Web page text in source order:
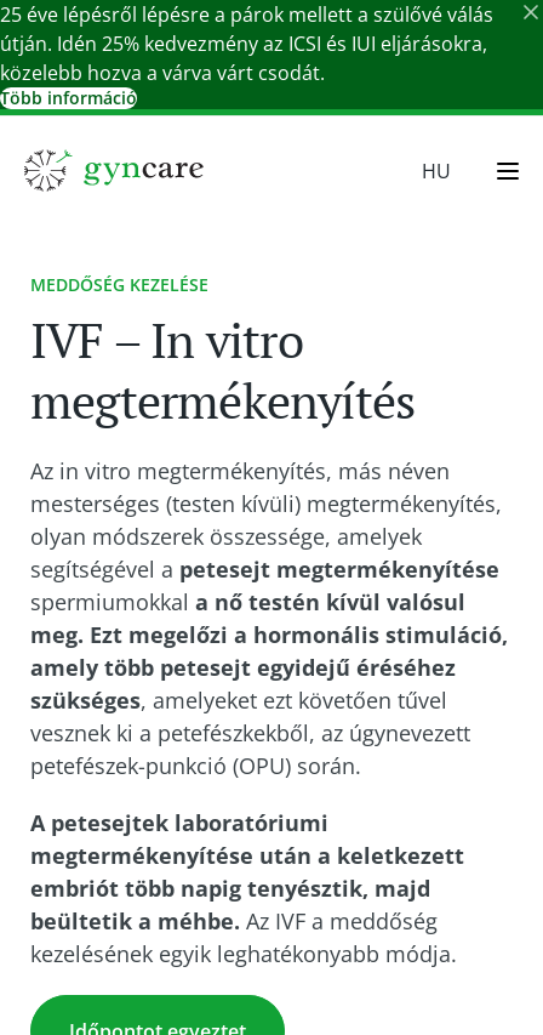
25 éve lépésről lépésre a párok mellett a szülővé válás
útján. Idén 25% kedvezmény az ICSI és IUI eljárásokra,
közelebb hozva a várva várt csodát.
Több információ
HU
MEDDŐSÉG KEZELÉSE
IVF – In vitro
megtermékenyítés
Az in vitro megtermékenyítés, más néven
mesterséges (testen kívüli) megtermékenyítés,
olyan módszerek összessége, amelyek
segítségével a petesejt megtermékenyítése
spermiumokkal a nő testén kívül valósul
meg. Ezt megelőzi a hormonális stimuláció,
amely több petesejt egyidejű éréséhez
szükséges, amelyeket ezt követően tűvel
vesznek ki a petefészkekből, az úgynevezett
petefészek-punkció (OPU) során.
A petesejtek laboratóriumi
megtermékenyítése után a keletkezett
embriót több napig tenyésztik, majd
beültetik a méhbe. Az IVF a meddőség
kezelésének egyik leghatékonyabb módja.